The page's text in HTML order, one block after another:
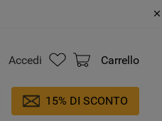
Accedi Carrello
15% DI SCONTO